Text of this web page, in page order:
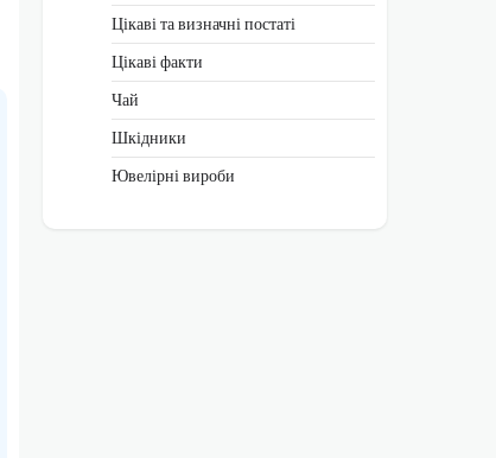
Цікаві та визначні постаті
Цікаві факти
Чай
Шкідники
Ювелірні вироби